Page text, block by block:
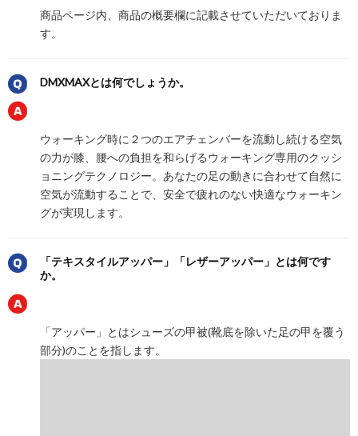
商品ページ内、商品の概要欄に記載させていただいておりま
す。
DMXMAXとは何でしょうか。
ウォーキング時に２つのエアチェンバーを流動し続ける空気
の力が膝、腰への負担を和らげるウォーキング専用のクッシ
ョニングテクノロジー。あなたの足の動きに合わせて自然に
空気が流動することで、安全で疲れのない快適なウォーキン
グが実現します。
「テキスタイルアッパー」「レザーアッパー」とは何です
か。
「アッパー」とはシューズの甲被(靴底を除いた足の甲を覆う
部分)のことを指します。